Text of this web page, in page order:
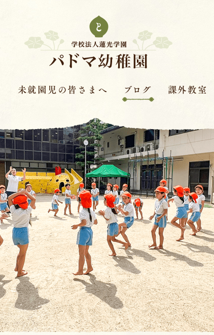
未就園児の皆さまへ
次年度園児募集要項
保護者さまの声
見学会・体験保育・説明
会
学費
バスコース
よくあるQ&A
地域開放
ブログ
はすの実ダイアリー
赤色赤光
課外教室
キンダースクール
体操教室
ピアノ教室
バイオリン教室
バレエ教室
空手教室
書道教室
ロボット教室